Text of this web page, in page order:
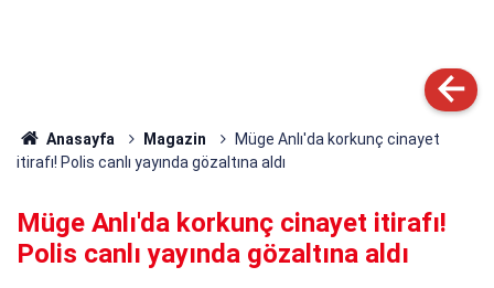
Anasayfa Magazin
Müge Anlı'da korkunç cinayet
itirafı! Polis canlı yayında gözaltına aldı
Müge Anlı'da korkunç cinayet itirafı!
Polis canlı yayında gözaltına aldı